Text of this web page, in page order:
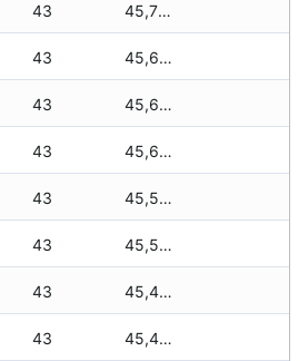
43 45,770 zł
43 45,670 zł
43 45,650 zł
43 45,650 zł
43 45,500 zł
43 45,500 zł
43 45,480 zł
43 45,480 zł